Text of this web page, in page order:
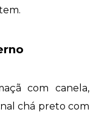
com canela,
chá preto com